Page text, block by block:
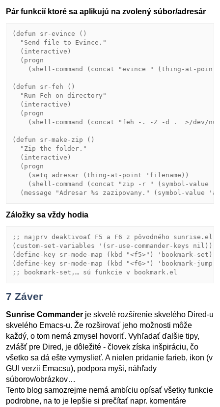
Pár funkcií ktoré sa aplikujú na zvolený súbor/adresár
(defun sr-evince ()
  "Send file to Evince."
  (interactive)
  (progn
(shell-command (concat "evince " (thing-at-point
(defun sr-feh ()
  "Run Feh on directory"
  (interactive)
  (progn
(shell-command (concat "feh -. -Z -d .  >/dev/
(defun sr-make-zip ()
  "Zip the folder."
  (interactive)
  (progn
    (setq adresar (thing-at-point 'filename))
(shell-command (concat "zip -r " (symbol-value
Záložky sa vždy hodia
;; najprv deaktivoať F5 a F6 z pôvodného sunrise.el
(custom-set-variables '(sr-use-commander-keys nil))
(define-key sr-mode-map (kbd
"<f5>" ) 'bookmark-
(define-key sr-mode-map (kbd
"<f6>"
;;
bookmark-set,… sú funkcie v bookmark.el
7 Záver
Sunrise Commander je skvelé rozšírenie skvelého Dired-u
skvelého Emacs-u. Že rozširovať jeho možnosti môže
každý, o tom nemá zmysel hovoriť. Vyhľadať ďalšie tipy,
zvlášť pre Dired, je dôležité - človek získa inšpiráciu, čo
všetko sa dá ešte vymyslieť. A nielen pridanie farieb, ikon (v
GUI verzii Emacsu), podpora myši, náhľady
súborov/obrázkov…
Tento blog samozrejme nemá ambíciu opísať všetky funkcie
podrobne, na to je lepšie si prečítať napr. komentáre